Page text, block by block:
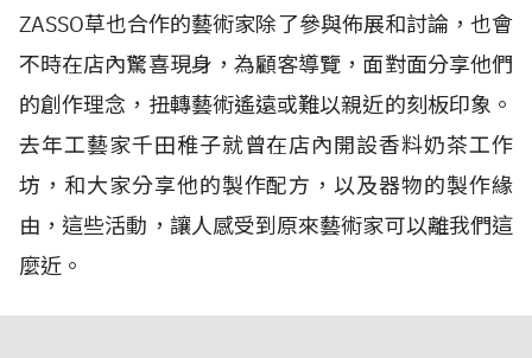
ZASSO草也合作的藝術家除了參與佈展和討論，也會
不時在店內驚喜現身，為顧客導覽，面對面分享他們
的創作理念，扭轉藝術遙遠或難以親近的刻板印象。
去年工藝家千田稚子就曾在店內開設香料奶茶工作
坊，和大家分享他的製作配方，以及器物的製作緣
由，這些活動，讓人感受到原來藝術家可以離我們這
麼近。